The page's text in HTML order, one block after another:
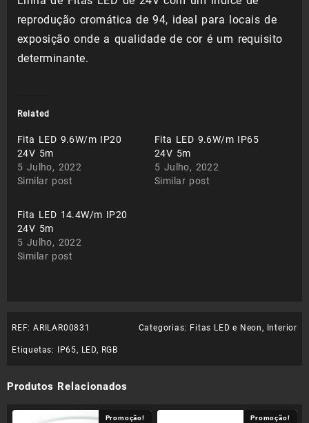
reprodução cromática de 94, ideal para locais de
exposição onde a qualidade de cor é um requisito
determinante.
Related
Fita LED 9.6W/m IP20
24V 5m
5 Julho, 2022
Similar post
Fita LED 9.6W/m IP65
24V 5m
5 Julho, 2022
Similar post
Fita LED 14.4W/m IP20
24V 5m
5 Julho, 2022
Similar post
REF: ARILAR00831 Categorias: Fitas LED e Neon, Interior
Etiquetas: IP65, LED, RGB
Produtos Relacionados
Promoção! Promoção!